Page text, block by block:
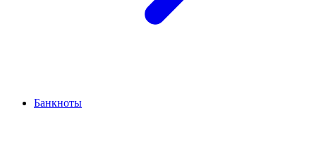
Банкноты